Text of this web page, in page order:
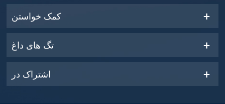
کمک خواستن
تگ های داغ
اشتراک در